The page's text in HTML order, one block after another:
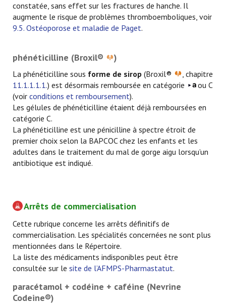
constatée, sans effet sur les fractures de hanche. Il
augmente le risque de problèmes thromboemboliques, voir
9.5. Ostéoporose et maladie de Paget.
phénéticilline (Broxil® )
La phénéticilline sous forme de sirop (Broxil®
, chapitre
11.1.1.1.1.) est désormais remboursée en catégorie
ou C
(voir conditions et remboursement).
Les gélules de phénéticilline étaient déjà remboursées en
catégorie C.
La phénéticilline est une pénicilline à spectre étroit de
premier choix selon la BAPCOC chez les enfants et les
adultes dans le traitement du mal de gorge aigu lorsqu’un
antibiotique est indiqué.
Arrêts de commercialisation
Cette rubrique concerne les arrêts définitifs de
commercialisation. Les spécialités concernées ne sont plus
mentionnées dans le Répertoire.
La liste des médicaments indisponibles peut être
consultée sur le site de l’AFMPS-Pharmastatut.
paracétamol + codéine + caféine (Nevrine
Codeine®)